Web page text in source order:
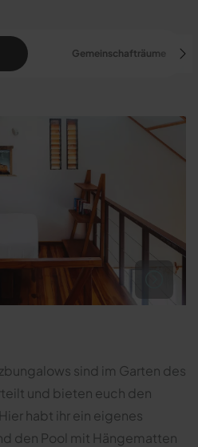
Gemeinschafträume
sind im Garten des
und bieten euch den
habt ihr ein eigenes
den Pool mit Hängematten